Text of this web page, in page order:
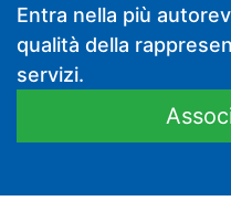
Entra nella più
qualità della
servizi.